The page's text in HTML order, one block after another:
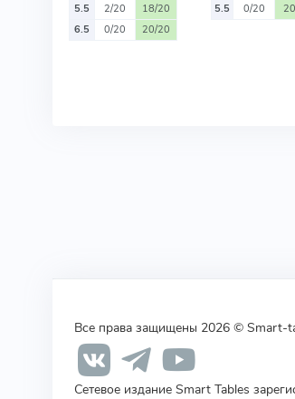
5.5
2/20
18/20
6.5
0/20 20/20
5.5
0/20
Все права защищены 2026 © Smart-
Сетевое издание Smart Tables